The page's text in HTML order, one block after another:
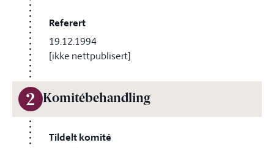
Referert
19.12.1994
[ikke nettpublisert]
2 Komitébehandling
Tildelt komité